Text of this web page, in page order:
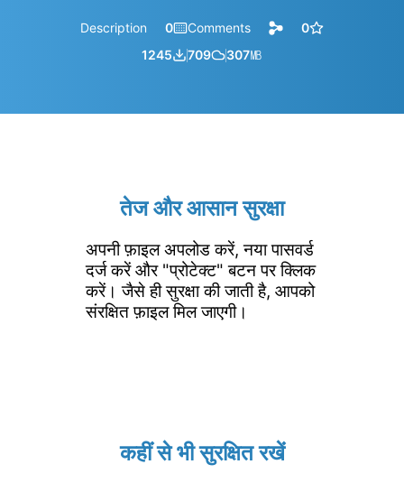
Description 0 Comments
0
1245
709 307㎆︎
तेज और आसान सुरक्षा
अपनी फ़ाइल अपलोड करें, नया पासवर्ड
दर्ज करें और "प्रोटेक्ट" बटन पर क्लिक
करें। जैसे ही सुरक्षा की जाती है, आपको
संरक्षित फ़ाइल मिल जाएगी।
कहीं से भी सुरक्षित रखें